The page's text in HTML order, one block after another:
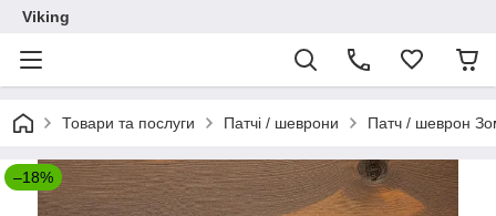
Viking
Товари та послуги Патчі / шеврони Патч / шеврон
–18%